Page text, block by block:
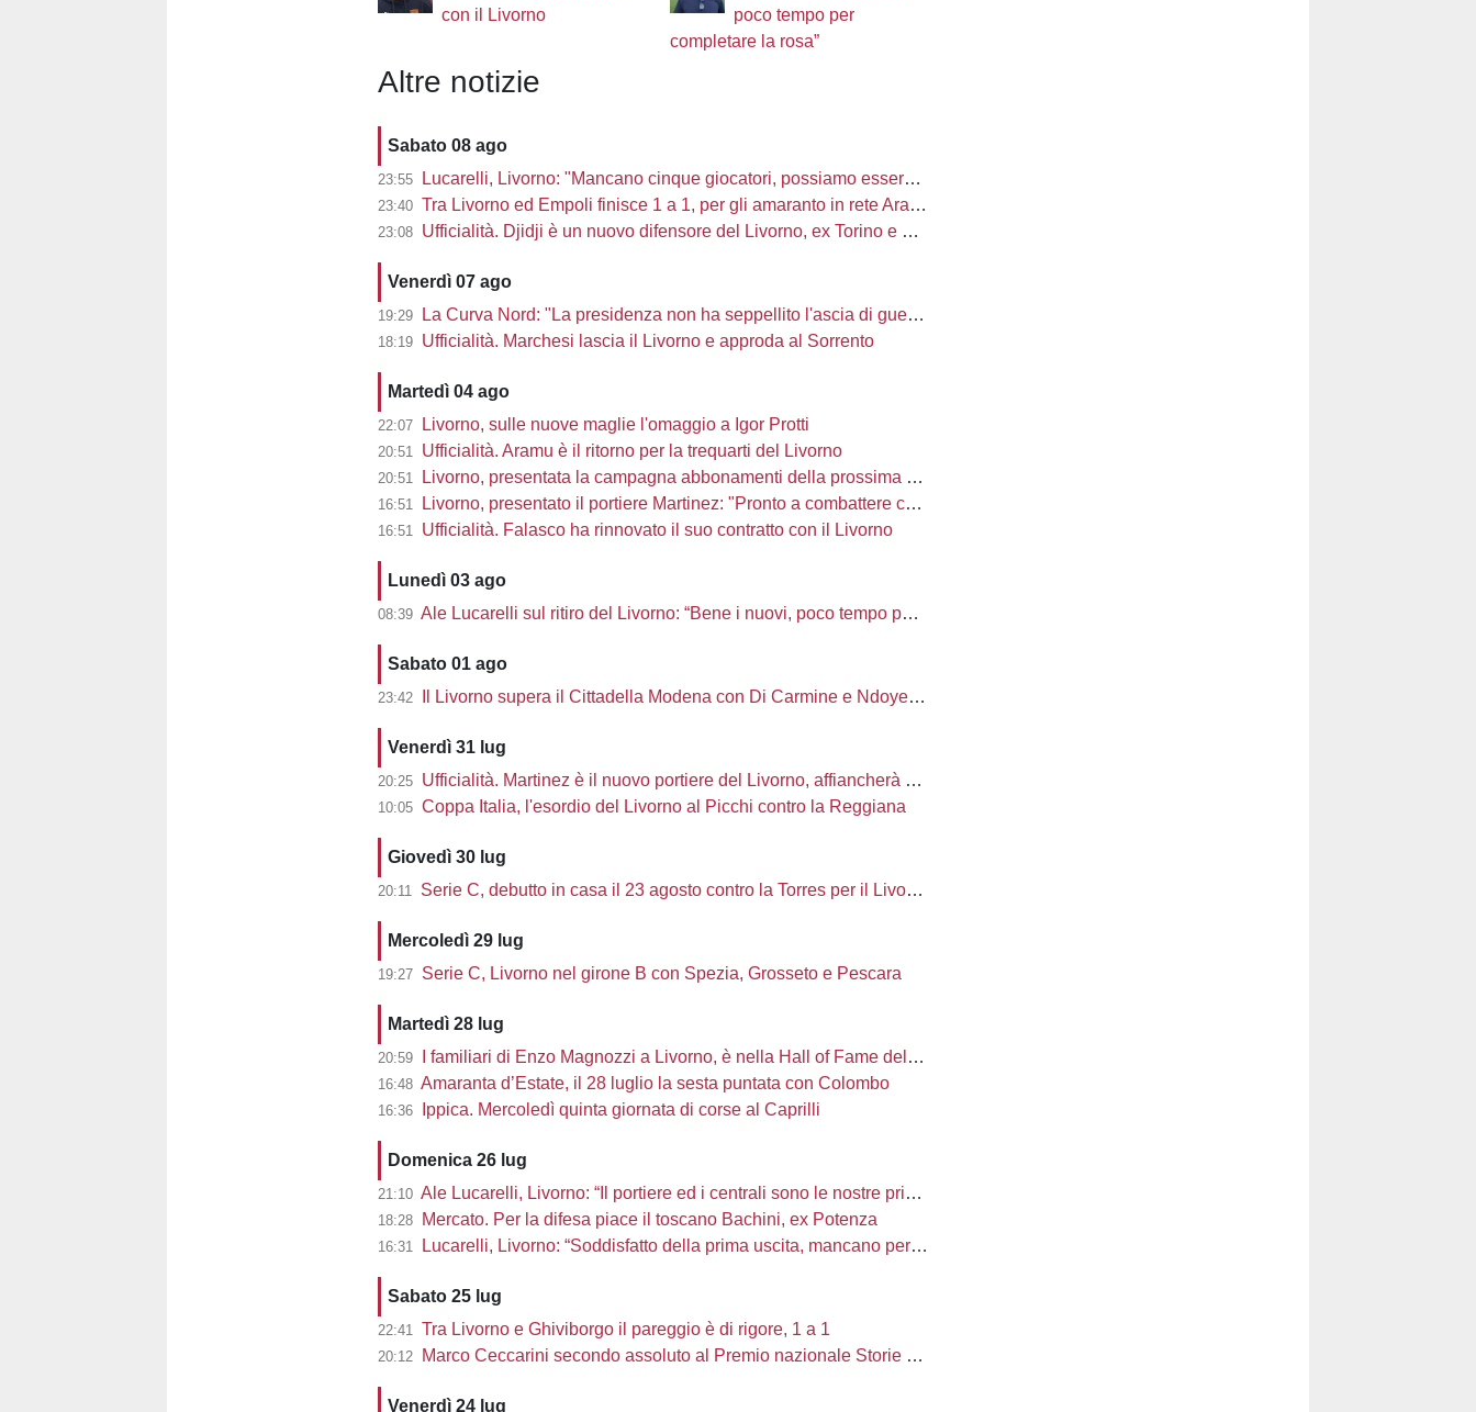
con il Livorno
poco tempo per
completare la rosa”
Altre notizie
Sabato 08 ago
23:55 Lucarelli, Livorno: "Mancano cinque giocatori, possiamo essere una mina vagante"
23:40 Tra Livorno ed Empoli finisce 1 a 1, per gli amaranto in rete Aramu
23:08 Ufficialità. Djidji è un nuovo difensore del Livorno, ex Torino e Crotone
Venerdì 07 ago
19:29 La Curva Nord: "La presidenza non ha seppellito l'ascia di guerra"
18:19 Ufficialità. Marchesi lascia il Livorno e approda al Sorrento
Martedì 04 ago
22:07 Livorno, sulle nuove maglie l'omaggio a Igor Protti
20:51 Ufficialità. Aramu è il ritorno per la trequarti del Livorno
20:51 Livorno, presentata la campagna abbonamenti della prossima stagione
16:51 Livorno, presentato il portiere Martinez: "Pronto a combattere con i miei compagni"
16:51 Ufficialità. Falasco ha rinnovato il suo contratto con il Livorno
Lunedì 03 ago
08:39 Ale Lucarelli sul ritiro del Livorno: “Bene i nuovi, poco tempo per completare la rosa”
Sabato 01 ago
23:42 Il Livorno supera il Cittadella Modena con Di Carmine e Ndoye, 2 a 1
Venerdì 31 lug
20:25 Ufficialità. Martinez è il nuovo portiere del Livorno, affiancherà Ciobanu
10:05 Coppa Italia, l'esordio del Livorno al Picchi contro la Reggiana
Giovedì 30 lug
20:11 Serie C, debutto in casa il 23 agosto contro la Torres per il Livorno
Mercoledì 29 lug
19:27 Serie C, Livorno nel girone B con Spezia, Grosseto e Pescara
Martedì 28 lug
20:59 I familiari di Enzo Magnozzi a Livorno, è nella Hall of Fame del calcio Usa
16:48 Amaranta d’Estate, il 28 luglio la sesta puntata con Colombo
16:36 Ippica. Mercoledì quinta giornata di corse al Caprilli
Domenica 26 lug
21:10 Ale Lucarelli, Livorno: “Il portiere ed i centrali sono le nostre priorità”
18:28 Mercato. Per la difesa piace il toscano Bachini, ex Potenza
16:31 Lucarelli, Livorno: “Soddisfatto della prima uscita, mancano però una decina di innesti”
Sabato 25 lug
22:41 Tra Livorno e Ghiviborgo il pareggio è di rigore, 1 a 1
20:12 Marco Ceccarini secondo assoluto al Premio nazionale Storie di Sport
Venerdì 24 lug